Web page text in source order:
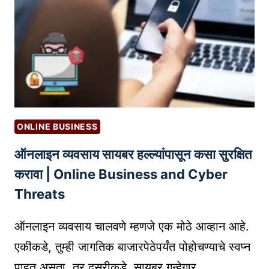
त
या
र
वे
आ
ब्लॉ
ला
G
O
O
G
L
अ
व्व
ONLINE BUSINESS
ऑनलाइन व्यवसाय सायबर हल्ल्यांपासून कसा सुरक्षित
करावा | Online Business and Cyber
Threats
ऑनलाइन व्यवसाय चालवणे म्हणजे एक मोठे आव्हान आहे.
एकीकडे, तुम्ही जागतिक बाजारपेठेपर्यंत पोहोचण्याचे स्वप्न